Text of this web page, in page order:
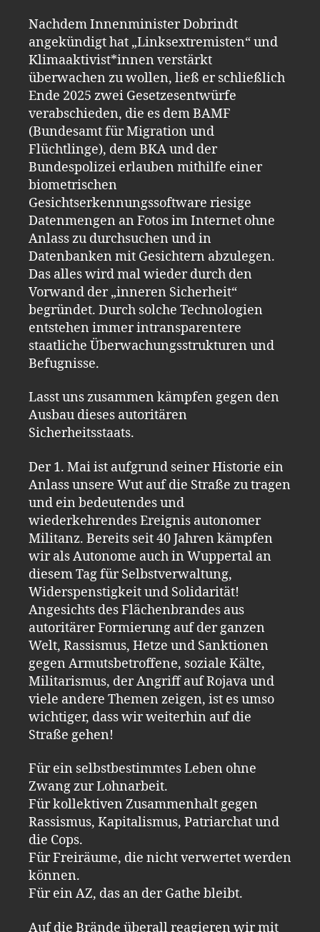
Nachdem Innenminister Dobrindt
angekündigt hat „Linksextremisten“ und
Klimaaktivist*innen verstärkt
überwachen zu wollen, ließ er schließlich
Ende 2025 zwei Gesetzesentwürfe
verabschieden, die es dem BAMF
(Bundesamt für Migration und
Flüchtlinge), dem BKA und der
Bundespolizei erlauben mithilfe einer
biometrischen
Gesichtserkennungssoftware riesige
Datenmengen an Fotos im Internet ohne
Anlass zu durchsuchen und in
Datenbanken mit Gesichtern abzulegen.
Das alles wird mal wieder durch den
Vorwand der „inneren Sicherheit“
begründet. Durch solche Technologien
entstehen immer intransparentere
staatliche Überwachungsstrukturen und
Befugnisse.
Lasst uns zusammen kämpfen gegen den
Ausbau dieses autoritären
Sicherheitsstaats.
Der 1. Mai ist aufgrund seiner Historie ein
Anlass unsere Wut auf die Straße zu tragen
und ein bedeutendes und
wiederkehrendes Ereignis autonomer
Militanz. Bereits seit 40 Jahren kämpfen
wir als Autonome auch in Wuppertal an
diesem Tag für Selbstverwaltung,
Widerspenstigkeit und Solidarität!
Angesichts des Flächenbrandes aus
autoritärer Formierung auf der ganzen
Welt, Rassismus, Hetze und Sanktionen
gegen Armutsbetroffene, soziale Kälte,
Militarismus, der Angriff auf Rojava und
viele andere Themen zeigen, ist es umso
wichtiger, dass wir weiterhin auf die
Straße gehen!
Für ein selbstbestimmtes Leben ohne
Zwang zur Lohnarbeit.
Für kollektiven Zusammenhalt gegen
Rassismus, Kapitalismus, Patriarchat und
die Cops.
Für Freiräume, die nicht verwertet werden
können.
Für ein AZ, das an der Gathe bleibt.
Auf die Brände überall reagieren wir mit